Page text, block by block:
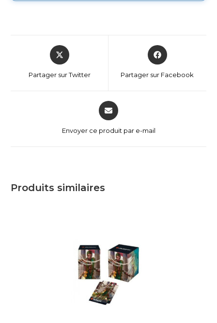
Partager sur Twitter Partager sur Facebook
Envoyer ce produit par e-mail
Produits similaires